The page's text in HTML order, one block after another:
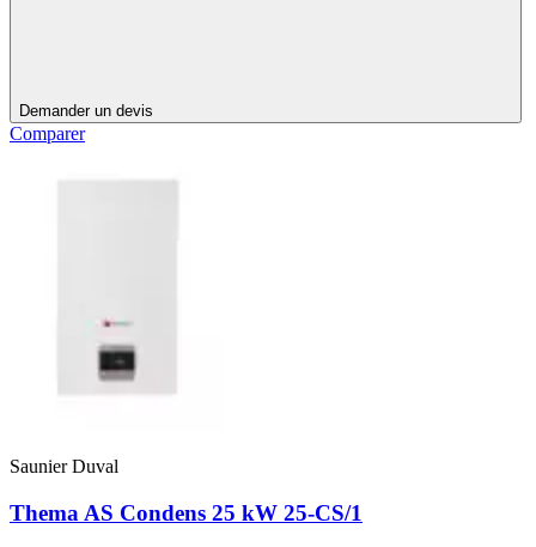
Demander un devis
Comparer
Saunier Duval
Thema AS Condens 25 kW 25-CS/1